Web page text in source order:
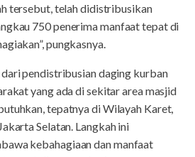
tersebut, telah didistribusikan
750 penerima manfaat tepat di
pungkasnya.
pendistribusian daging kurban
yang ada di sekitar area masjid
tepatnya di Wilayah Karet,
Selatan. Langkah ini
kebahagiaan dan manfaat